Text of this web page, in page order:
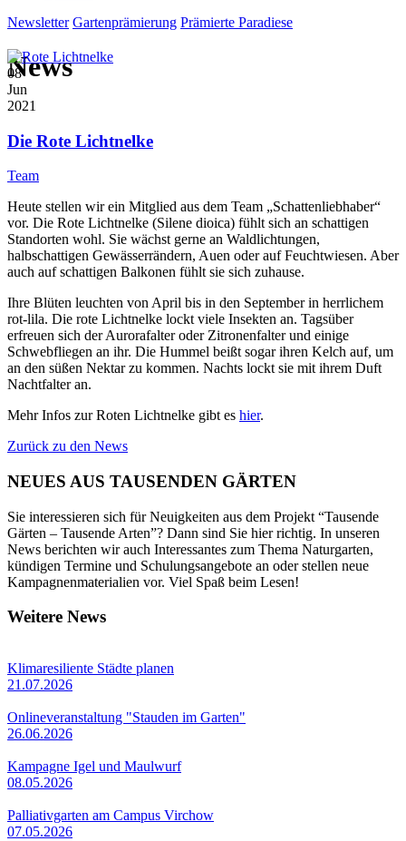
Newsletter Gartenprämierung Prämierte Paradiese
News
08
Jun
2021
Die Rote Lichtnelke
Team
Heute stellen wir ein Mitglied aus dem Team „Schattenliebhaber“
vor. Die Rote Lichtnelke (Silene dioica) fühlt sich an schattigen
Standorten wohl. Sie wächst gerne an Waldlichtungen,
halbschattigen Gewässerrändern, Auen oder auf Feuchtwiesen. Aber
auch auf schattigen Balkonen fühlt sie sich zuhause.
Ihre Blüten leuchten von April bis in den September in herrlichem
rot-lila. Die rote Lichtnelke lockt viele Insekten an. Tagsüber
erfreuen sich der Aurorafalter oder Zitronenfalter und einige
Schwebfliegen an ihr. Die Hummel beißt sogar ihren Kelch auf, um
an den süßen Nektar zu kommen. Nachts lockt sie mit ihrem Duft
Nachtfalter an.
Mehr Infos zur Roten Lichtnelke gibt es hier.
Zurück zu den News
NEUES AUS TAUSENDEN GÄRTEN
Sie interessieren sich für Neuigkeiten aus dem Projekt “Tausende
Gärten – Tausende Arten”? Dann sind Sie hier richtig. In unseren
News berichten wir auch Interessantes zum Thema Naturgarten,
kündigen Termine und Schulungsangebote an oder stellen neue
Kampagnenmaterialien vor. Viel Spaß beim Lesen!
Weitere News
Klimaresiliente Städte planen
21.07.2026
Onlineveranstaltung "Stauden im Garten"
26.06.2026
Kampagne Igel und Maulwurf
08.05.2026
Palliativgarten am Campus Virchow
07.05.2026